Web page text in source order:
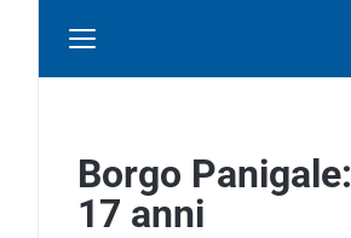
Borgo
17 anni